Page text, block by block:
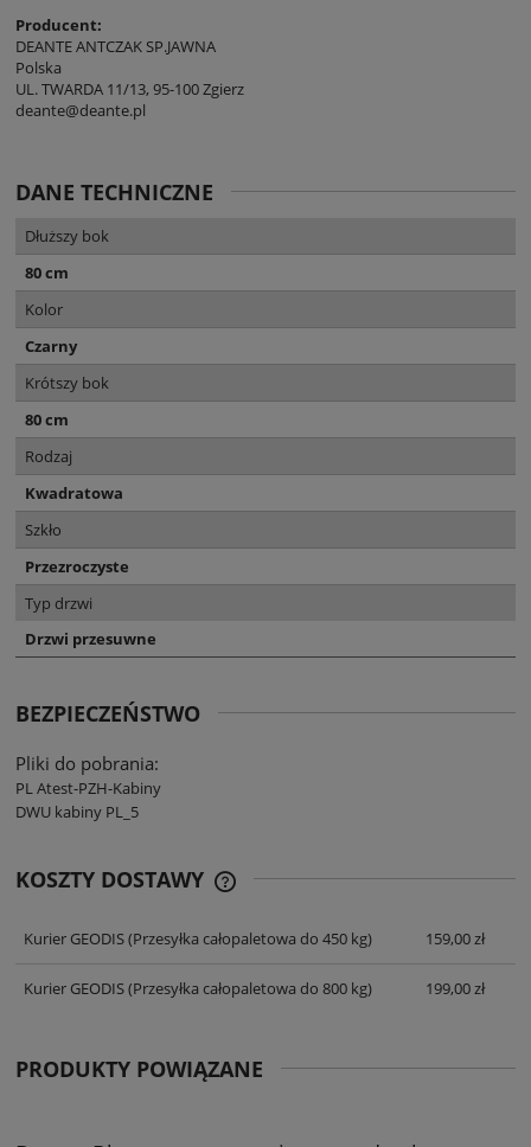
Producent:
DEANTE ANTCZAK SP.JAWNA
Polska
UL. TWARDA 11/13, 95-100 Zgierz
deante@deante.pl
DANE TECHNICZNE
Dłuższy bok
80 cm
Kolor
Czarny
Krótszy bok
80 cm
Rodzaj
Kwadratowa
Szkło
Przezroczyste
Typ drzwi
Drzwi przesuwne
BEZPIECZEŃSTWO
Pliki do pobrania:
PL Atest-PZH-Kabiny
DWU kabiny PL_5
KOSZTY DOSTAWY
Kurier GEODIS(Przesyłka całopaletowa do 450 kg) 159,00 zł
Kurier GEODIS(Przesyłka całopaletowa do 800 kg) 199,00 zł
PRODUKTY POWIĄZANE